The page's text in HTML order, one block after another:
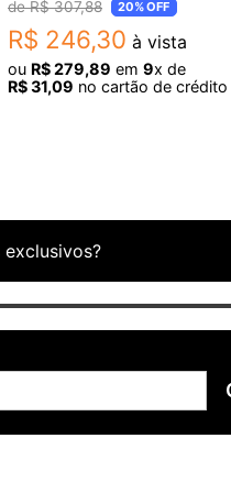
R$ 307,88 20%OFF
R$ 246,30 à vista
ou R$279,89 em 9x de
R$31,09 no cartão de crédito